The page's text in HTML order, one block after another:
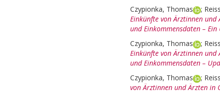
Czypionka, Thomas
;
Einkünfte von Ärztinnen und
und Einkommensdaten – Ein
Czypionka, Thomas
;
Einkünfte von Ärztinnen und
und Einkommensdaten –
Czypionka, Thomas
;
von Ärztinnen und Ärzten in